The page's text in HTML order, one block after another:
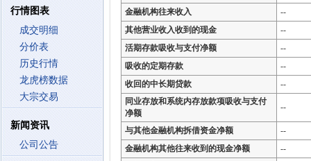
行情图表
成交明细
分价表
历史行情
龙虎榜数据
大宗交易
新闻资讯
公司公告
金融机构往来收入
--
其他营业收入收到的现金
--
活期存款吸收与支付净额
--
吸收的定期存款
--
收回的中长期贷款
--
同业存放和系统内存放款项吸收与支付
净额
--
与其他金融机构拆借资金净额
--
金融机构其他往来收到的现金净额
--